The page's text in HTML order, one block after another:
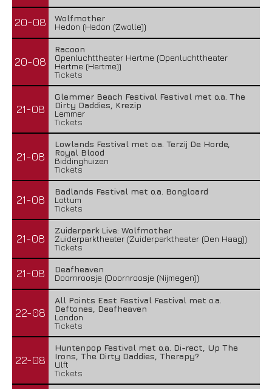
20-08
Wolfmother
Hedon (Hedon (Zwolle))
20-08
Racoon
Openluchttheater Hertme (Openluchttheater
Hertme (Hertme))
Tickets
21-08
Glemmer Beach Festival Festival met o.a. The
Dirty Daddies, Krezip
Lemmer
Tickets
21-08
Lowlands Festival met o.a. Terzij De Horde,
Royal Blood
Biddinghuizen
Tickets
21-08
Badlands Festival met o.a. Bongloard
Lottum
Tickets
21-08
Zuiderpark Live: Wolfmother
Zuiderparktheater (Zuiderparktheater (Den Haag))
Tickets
21-08
Deafheaven
Doornroosje (Doornroosje (Nijmegen))
22-08
All Points East Festival Festival met o.a.
Deftones, Deafheaven
London
Tickets
22-08
Huntenpop Festival met o.a. Di-rect, Up The
Irons, The Dirty Daddies, Therapy?
Ulft
Tickets